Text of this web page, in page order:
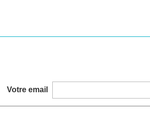
Votre email